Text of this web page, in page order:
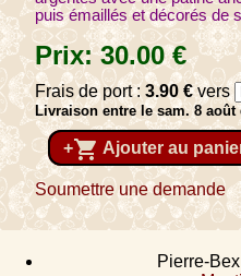
puis émaillés et décorés de
Prix:30.00€
Frais de port : 3.90 €vers
Livraison entre le sam. 8 août
+shopping_cart Ajouter au
Soumettre une demande
Pierre-